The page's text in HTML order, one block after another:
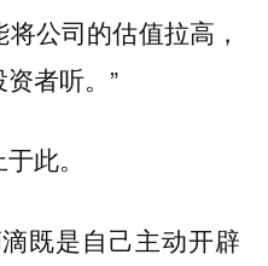
公司的估值拉高，
者听。”
此。
既是自己主动开辟